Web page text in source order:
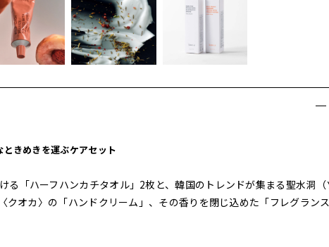
きめきを運ぶケアセット
る「ハーフハンカチタオル」2枚と、韓国のトレンドが集まる聖水洞（
クオカ〉の「ハンドクリーム」、その香りを閉じ込めた「フレグラン